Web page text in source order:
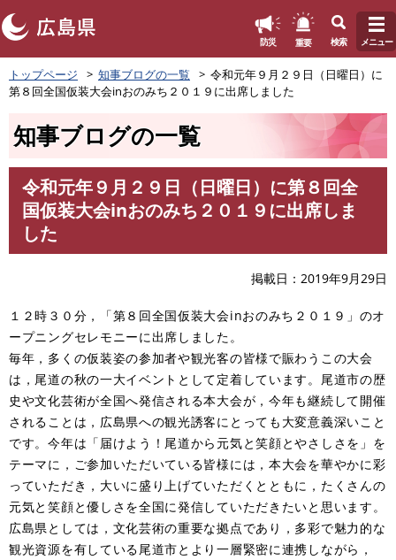
ペ
ー
ジ
防災 重要 検索 メニュー
トップページ 知事ブログの一覧
令和元年９月２９日（日曜日）に
第８回全国仮装大会inおのみち２０１９に出席しました
知事ブログの一覧
令和元年９月２９日（日曜日）に第８回全
国仮装大会inおのみち２０１９に出席しま
した
掲載日 2019年9月29日
１２時３０分，「第８回全国仮装大会inおのみち２０１９」のオ
ープニングセレモニーに出席しました。
毎年，多くの仮装姿の参加者や観光客の皆様で賑わうこの大会
は，尾道の秋の一大イベントとして定着しています。尾道市の歴
史や文化芸術が全国へ発信される本大会が，今年も継続して開催
されることは，広島県への観光誘客にとっても大変意義深いこと
です。今年は「届けよう！尾道から元気と笑顔とやさしさを」を
テーマに，ご参加いただいている皆様には，本大会を華やかに彩
っていただき，大いに盛り上げていただくとともに，たくさんの
元気と笑顔と優しさを全国に発信していただきたいと思います。
広島県としては，文化芸術の重要な拠点であり，多彩で魅力的な
観光資源を有している尾道市とより一層緊密に連携しながら，